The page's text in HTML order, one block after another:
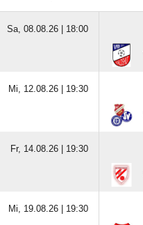
Sa, 08.08.26 | 18:00
Mi, 12.08.26 | 19:30
Fr, 14.08.26 | 19:30
Mi, 19.08.26 | 19:30